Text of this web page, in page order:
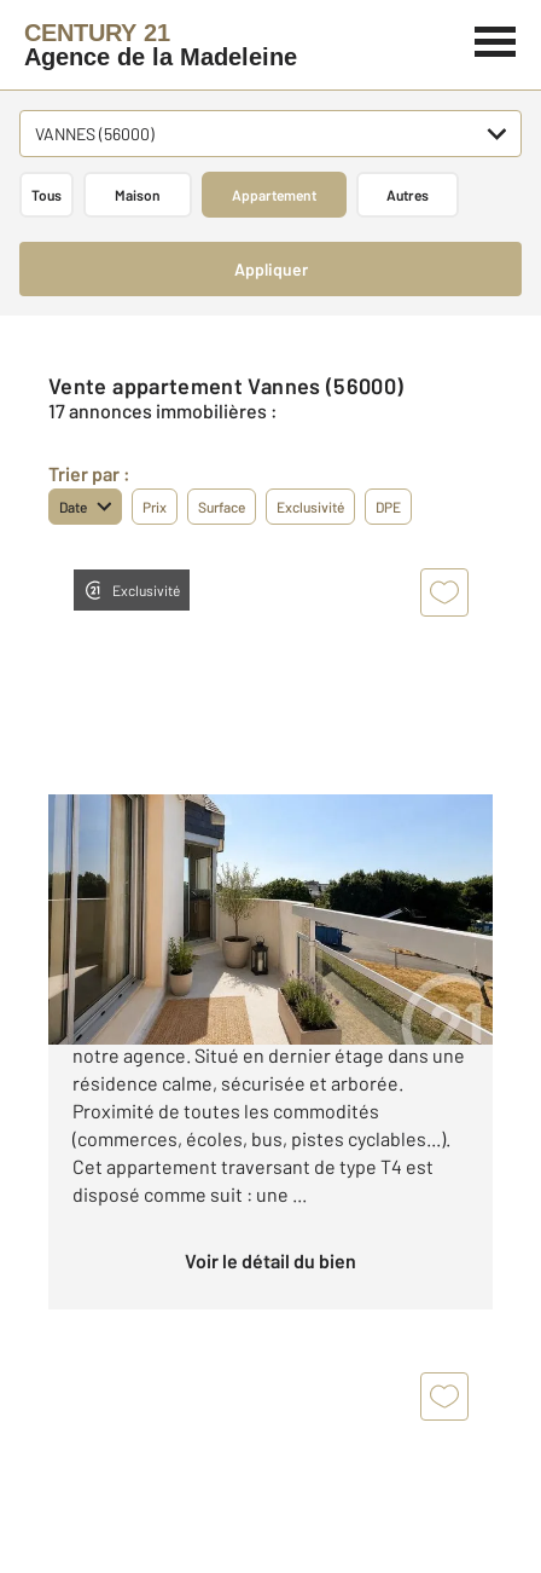
CENTURY 21
Agence de la Madeleine
VANNES (56000)
Tous Maison Appartement Autres
Appliquer
Vente appartement Vannes (56000)
17 annonces immobilières :
Trier par :
Date Prix Surface Exclusivité DPE
Exclusivité
VANNES 56
, 4 pièces
Ref : 3547
Appartement T4 à vendre
274 500 €
VANNES - LA MADELEINE En exclusivité dans
notre agence. Situé en dernier étage dans une
résidence calme, sécurisée et arborée.
Proximité de toutes les commodités
(commerces, écoles, bus, pistes cyclables...).
Cet appartement traversant de type T4 est
disposé comme suit : une ...
Voir le détail du bien